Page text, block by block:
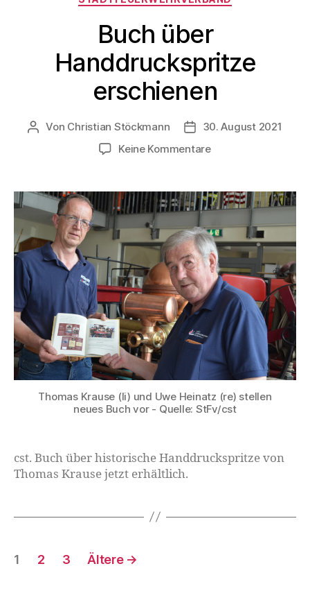
Buch über
Handdruckspritze
erschienen
Von Christian Stöckmann
30. August 2021
Keine Kommentare
Thomas Krause (li) und Uwe Heinatz (re) stellen
neues Buch vor - Quelle: StFv/cst
cst. Buch über historische Handdruckspritze von
Thomas Krause jetzt erhältlich.
1 2 3 Ältere →